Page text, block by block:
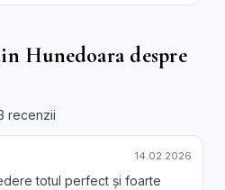
Hunedoara despre
recenzii
14.02.2026
totul perfect și foarte